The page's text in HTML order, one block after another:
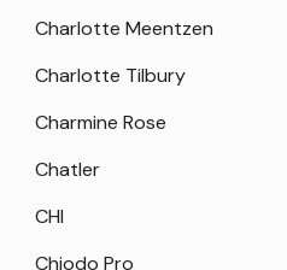
Charlotte Meentzen
Charlotte Tilbury
Charmine Rose
Chatler
CHI
Chiodo Pro